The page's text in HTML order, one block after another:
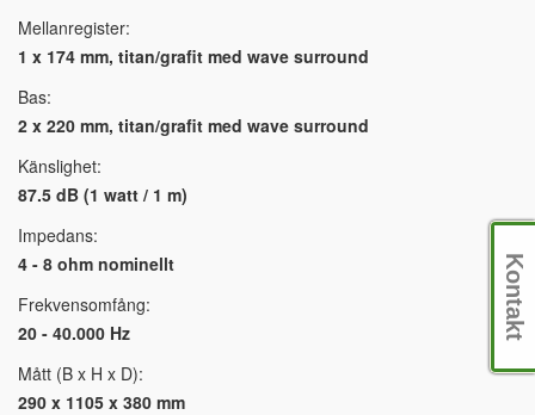
Mellanregister:
1 x 174 mm, titan/grafit med wave surround
Bas:
2 x 220 mm, titan/grafit med wave surround
Känslighet:
87.5 dB (1 watt / 1 m)
Impedans:
4 - 8 ohm nominellt
Frekvensomfång:
20 - 40.000 Hz
Mått (B x H x D):
290 x 1105 x 380 mm
Kontakt